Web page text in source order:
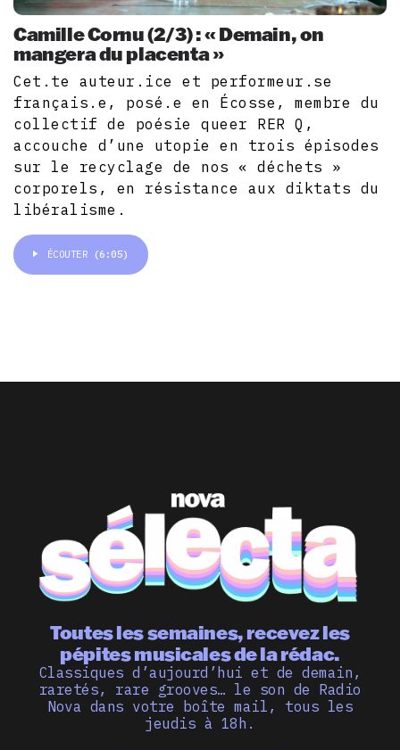
Camille Cornu (2/3) : « Demain, on
mangera du placenta »
Cet.te auteur.ice et performeur.se
français.e, posé.e en Écosse, membre du
collectif de poésie queer RER Q,
accouche d’une utopie en trois épisodes
sur le recyclage de nos « déchets »
corporels, en résistance aux diktats du
libéralisme.
ÉCOUTER (6:05)
Toutes les semaines, recevez les
pépites musicales de la rédac.
Classiques d’aujourd’hui et de demain,
raretés, rare grooves… le son de Radio
Nova dans votre boîte mail, tous les
jeudis à 18h.